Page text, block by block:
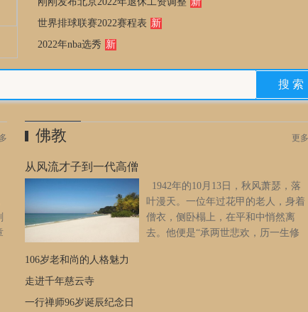
世界排球联赛2022赛程表 新
2022年nba选秀 新
佛教 更多
从风流才子到一代高僧
1942年的10月13日，秋风萧瑟，落
叶漫天。一位年过花甲的老人，身着
僧衣，侧卧榻上，在平和中悄然离
去。他便是“承两世悲欢，历一生修
历九月初四，是弘一大师圆寂纪念日。他这一生有两个身份，一
个风流才子，一个世外高僧。他是弘一大师，也是李叔同。在中
国百年的文化史中，李叔同是公认的通才和奇才。他是中国新文
106岁老和尚的人格魅力
走进千年慈云寺
一行禅师96岁诞辰纪念日